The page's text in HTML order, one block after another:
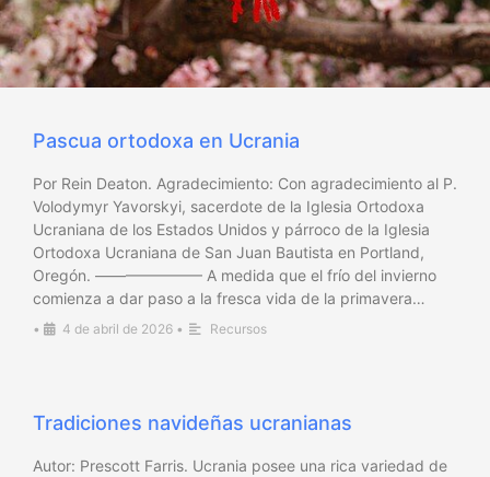
Pascua ortodoxa en Ucrania
Por Rein Deaton. Agradecimiento: Con agradecimiento al P.
Volodymyr Yavorskyi, sacerdote de la Iglesia Ortodoxa
Ucraniana de los Estados Unidos y párroco de la Iglesia
Ortodoxa Ucraniana de San Juan Bautista en Portland,
Oregón. ——————— A medida que el frío del invierno
comienza a dar paso a la fresca vida de la primavera…
• 4 de abril de 2026 • Recursos
Tradiciones navideñas ucranianas
Autor: Prescott Farris. Ucrania posee una rica variedad de